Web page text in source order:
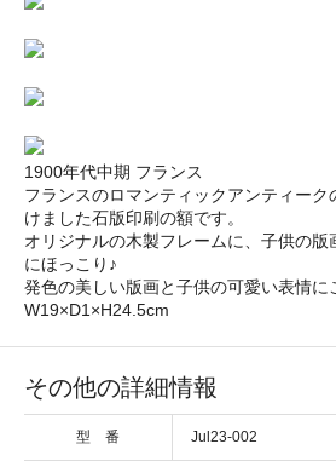
1900年代中期 フランス
フランスのロマンティックアンティー
けました石版印刷の額です。
オリジナルの木製フレームに、子供の
にほっこり♪
発色の美しい版画と子供の可愛い表情に
W19×D1×H24.5cm
その他の詳細情報
型 番 Jul23-002